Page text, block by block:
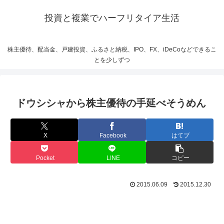
投資と複業でハーフリタイア生活
株主優待、配当金、戸建投資、ふるさと納税、IPO、FX、iDeCoなどできるこ
とを少しずつ
ドウシシャから株主優待の手延べそうめん
X Facebook はてブ
Pocket LINE コピー
2015.06.09 2015.12.30